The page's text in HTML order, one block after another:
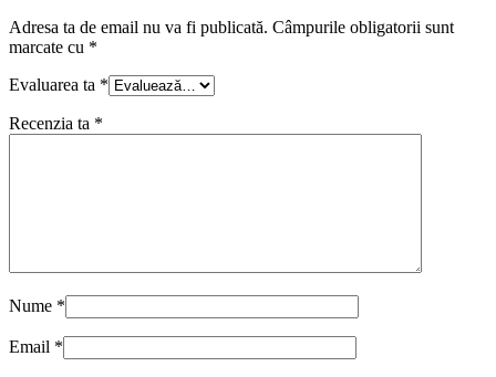
Adresa ta de email nu va fi publicată. Câmpurile obligatorii sunt
marcate cu *
Evaluarea ta *
Recenzia ta *
Nume *
Email *